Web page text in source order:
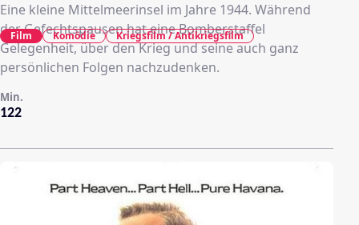
Eine kleine Mittelmeerinsel im Jahre 1944. Während
der Gefechtspausen hat eine Bomberstaffel
Gelegenheit, über den Krieg und seine auch ganz
persönlichen Folgen nachzudenken.
122
Min.
Film Komödie Kriegsfilm / Antikriegsfilm